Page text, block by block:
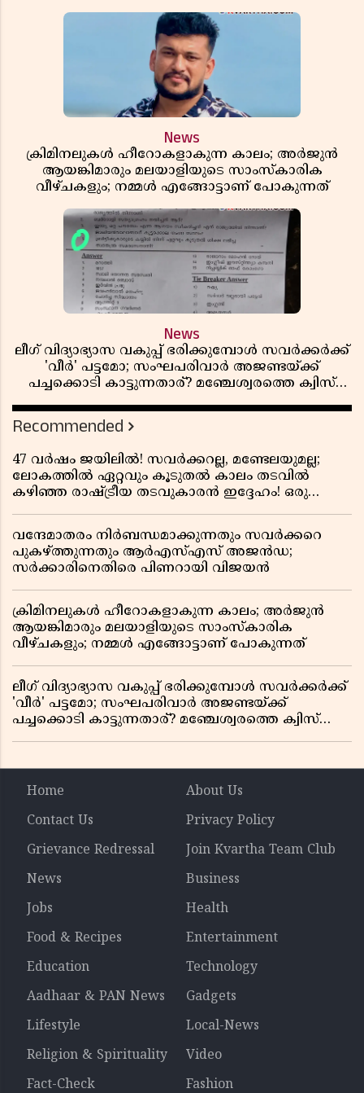
News
ക്രിമിനലുകൾ ഹീറോകളാകുന്ന കാലം; അർജുൻ
ആയങ്കിമാരും മലയാളിയുടെ സാംസ്കാരിക
വീഴ്ചകളും; നമ്മൾ എങ്ങോട്ടാണ് പോകുന്നത്
News
ലീഗ് വിദ്യാഭ്യാസ വകുപ്പ് ഭരിക്കുമ്പോൾ സവർക്കർക്ക്
'വീർ' പട്ടമോ; സംഘപരിവാർ അജണ്ടയ്ക്ക്
പച്ചക്കൊടി കാട്ടുന്നതാര്? മഞ്ചേശ്വരത്തെ ക്വിസ്
Recommended
47 വർഷം ജയിലിൽ! സവർക്കറല്ല, മണ്ടേലയുമല്ല;
ലോകത്തിൽ ഏറ്റവും കൂടുതൽ കാലം തടവിൽ
കഴിഞ്ഞ രാഷ്ട്രീയ തടവുകാരൻ ഇദ്ദേഹം! ഒരു
വന്ദേമാതരം നിർബന്ധമാക്കുന്നതും സവർക്കറെ
പുകഴ്ത്തുന്നതും ആർഎസ്എസ് അജൻഡ;
സർക്കാരിനെതിരെ പിണറായി വിജയൻ
ക്രിമിനലുകൾ ഹീറോകളാകുന്ന കാലം; അർജുൻ
ആയങ്കിമാരും മലയാളിയുടെ സാംസ്കാരിക
വീഴ്ചകളും; നമ്മൾ എങ്ങോട്ടാണ് പോകുന്നത്
ലീഗ് വിദ്യാഭ്യാസ വകുപ്പ് ഭരിക്കുമ്പോൾ സവർക്കർക്ക്
'വീർ' പട്ടമോ; സംഘപരിവാർ അജണ്ടയ്ക്ക്
പച്ചക്കൊടി കാട്ടുന്നതാര്? മഞ്ചേശ്വരത്തെ ക്വിസ്
Home
About Us
Contact Us
Privacy Policy
Grievance Redressal
Join Kvartha Team Club
News
Business
Jobs
Health
Food & Recipes
Entertainment
Education
Technology
Aadhaar & PAN News
Gadgets
Lifestyle
Local-News
Religion & Spirituality
Video
Fact-Check
Fashion